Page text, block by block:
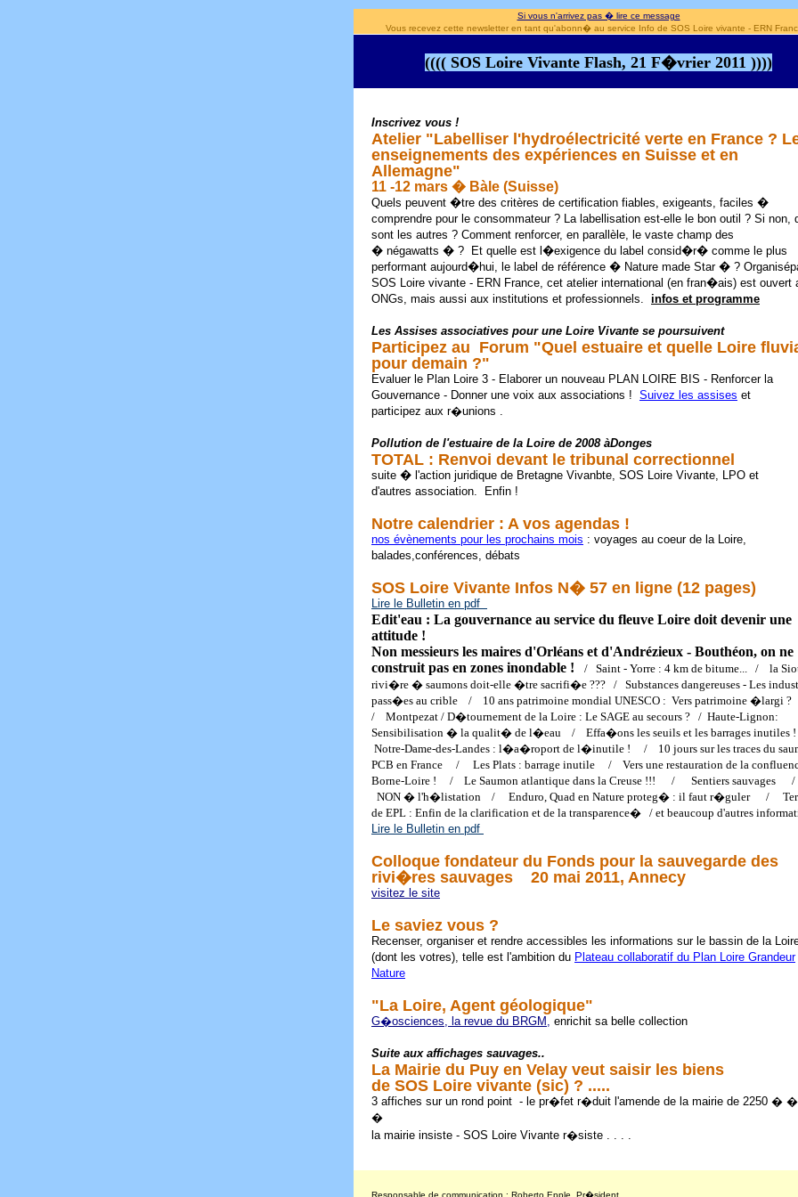
Si vous n'arrivez pas � lire ce message
Vous recevez cette newsletter en tant qu'abonn� au service Info de SOS Loire vivante - ERN
(((( SOS Loire Vivante Flash, 21 F�vrier 2011 ))))
Inscrivez vous !
Atelier "Labelliser l'hydroélectricité verte en France ?
enseignements des expériences en Suisse et en
Allemagne"
11 -12 mars � Bàle (Suisse)
Quels peuvent �tre des critères de certification fiables, exigeants, faciles �
comprendre pour le consommateur ? La labellisation est-elle le bon outil ? Si non,
sont les autres ? Comment renforcer, en parallèle, le vaste champ des
� négawatts � ? Et quelle est l�exigence du label consid�r� comme le plus
performant aujourd�hui, le label de référence � Nature made Star � ?
SOS Loire vivante - ERN France, cet atelier international (en fran�ais) est ouvert
ONGs, mais aussi aux institutions et professionnels. infos et programme
Les Assises associatives pour une Loire Vivante se poursuivent
Participez au Forum "Quel estuaire et quelle Loire
pour demain ?"
Evaluer le Plan Loire 3 - Elaborer un nouveau PLAN LOIRE BIS - Renforcer la
Gouvernance - Donner une voix aux associations ! Suivez les assises et
participez aux r�unions .
Pollution de l'estuaire de la Loire de 2008 àDonges
TOTAL : Renvoi devant le tribunal correctionnel
suite � l'action juridique de Bretagne Vivanbte, SOS Loire Vivante, LPO et
d'autres association. Enfin !
Notre calendrier : A vos agendas !
nos évènements pour les prochains mois : voyages au coeur de la Loire,
balades,conférences, débats
SOS Loire Vivante Infos N� 57 en ligne (12 pages)
Lire le Bulletin en pdf
Edit'eau : La gouvernance au service du fleuve Loire doit devenir une
attitude !
Non messieurs les maires d'Orléans et d'Andrézieux - Bouthéon, on ne
construit pas en zones inondable !
/ Saint - Yorre : 4 km de bitume... / la
rivi�re � saumons doit-elle �tre sacrifi�e ??? / Substances dangereuses - Les
pass�es au crible / 10 ans patrimoine mondial UNESCO : Vers patrimoine �largi ?
/ Montpezat / D�tournement de la Loire : Le SAGE au secours ? / Haute-Lignon:
Sensibilisation � la qualit� de l�eau / Effa�ons les seuils et les barrages
Notre-Dame-des-Landes : l�a�roport de l�inutile ! / 10 jours sur les traces du
PCB en France /
Les Plats : barrage inutile / Vers une restauration de la
Borne-Loire ! / Le Saumon atlantique dans la Creuse !!! /
Sentiers sauvages /
NON � l'h�listation / Enduro, Quad en Nature proteg� : il faut r�guler /
de EPL : Enfin de la clarification et de la transparence� / et beaucoup d'autres
Lire le Bulletin en pdf
Colloque fondateur du Fonds pour la sauvegarde des
rivi�res sauvages 20 mai 2011, Annecy
visitez le site
Le saviez vous ?
Recenser, organiser et rendre accessibles les informations sur le bassin de la
(dont les votres), telle est l'ambition du Plateau collaboratif du Plan Loire Grandeur
Nature
"La Loire, Agent géologique"
G�osciences, la revue du BRGM , enrichit sa belle collection
Suite aux affichages sauvages..
La Mairie du Puy en Velay veut saisir les biens
de SOS Loire vivante (sic) ? .....
3 affiches sur un rond point - le pr�fet r�duit l'amende de la mairie de 2250 �
�
la mairie insiste - SOS Loire Vivante r�siste . . . .
Responsable de communication : Roberto Epple, Pr�sident